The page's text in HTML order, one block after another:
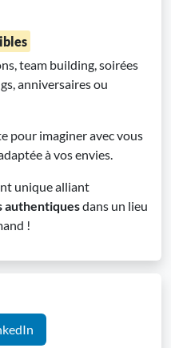
team building, soirées
anniversaires ou
pour imaginer avec vous
à vos envies.
unique alliant
authentiquesdans un lieu
!